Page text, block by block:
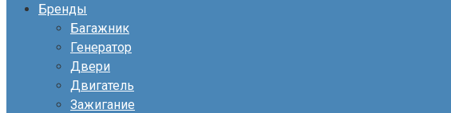
Бренды
Багажник
Генератор
Двери
Двигатель
Зажигание